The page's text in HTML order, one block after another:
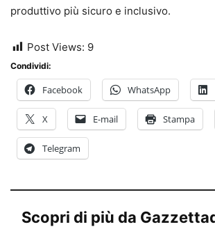
produttivo più sicuro e inclusivo.
Post Views: 9
Condividi:
Facebook WhatsApp
X E-mail Stampa
Telegram
Scopri di più da